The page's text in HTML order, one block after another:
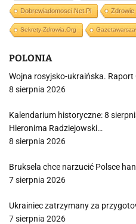
Dobrewiadomosci.net.pl Zdrowie
Sekrety-Zdrowia.org
POLONIA
Wojna rosyjsko-ukraińska.
8 sierpnia 2026
Kalendarium historyczne: 8
Hieronima Radziejowski…
8 sierpnia 2026
Bruksela chce narzucić Polsce
7 sierpnia 2026
Ukrainiec zatrzymany za
7 sierpnia 2026